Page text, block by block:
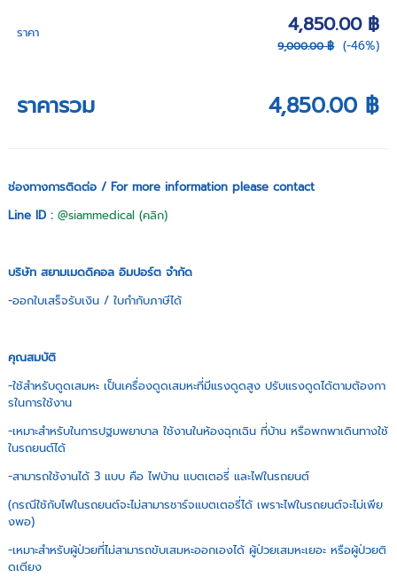
ราคา 4,850.00 ฿
9,000.00 ฿ (-46%)
ราคารวม 4,850.00 ฿
ช่องทางการติดต่อ / For more information please contact
Line ID :@siammedical (คลิก)
บริษัท สยามเมดดิคอล อิมปอร์ต จำกัด
-ออกใบเสร็จรับเงิน / ใบกำกับภาษีได้
คุณสมบัติ
-ใช้สำหรับดูดเสมหะ เป็นเครื่องดูดเสมหะที่มีแรงดูดสูง ปรับแรงดูดได้ตามต้องกา
รในการใช้งาน
-เหมาะสำหรับในการปฐมพยาบาล ใช้งานในห้องฉุกเฉิน ที่บ้าน หรือพกพาเดินทางใช้
ในรถยนต์ได้
-สามารถใช้งานได้ 3 แบบ คือ ไฟบ้าน แบตเตอรี่ และไฟในรถยนต์
(กรณีใช้กับไฟในรถยนต์จะไม่สามารชาร์จแบตเตอรี่ได้ เพราะไฟในรถยนต์จะไม่เพีย
งพอ)
-เหมาะสำหรับผู้ป่วยที่ไม่สามารถขับเสมหะออกเองได้ ผู้ป่วยเสมหะเยอะ หรือผู้ป่วยติ
ดเตียง